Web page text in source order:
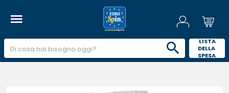
LISTA
DELLA
SPESA